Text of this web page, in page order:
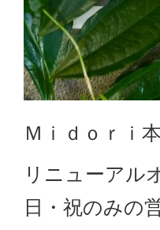
Ｍｉｄｏｒｉ
リニューアル
日・祝のみの